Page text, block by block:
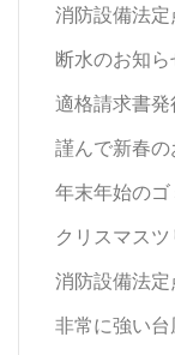
消防設備法
断水のお知ら
適格請求書
謹んで新春
年末年始の
クリスマス
消防設備法
非常に強い